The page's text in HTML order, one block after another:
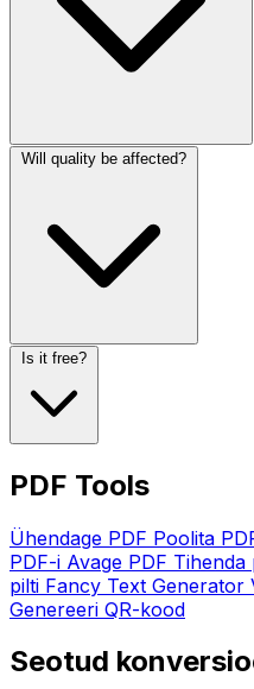
Will quality be affected?
Is it free?
PDF Tools
Ühendage PDF Poolita
PDF-i Avage PDF Tihenda
pilti Fancy Text Generator
Genereeri QR-kood
Seotud